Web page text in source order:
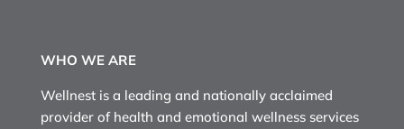
WHO WE ARE
Wellnest is a leading and nationally acclaimed
provider of health and emotional wellness services